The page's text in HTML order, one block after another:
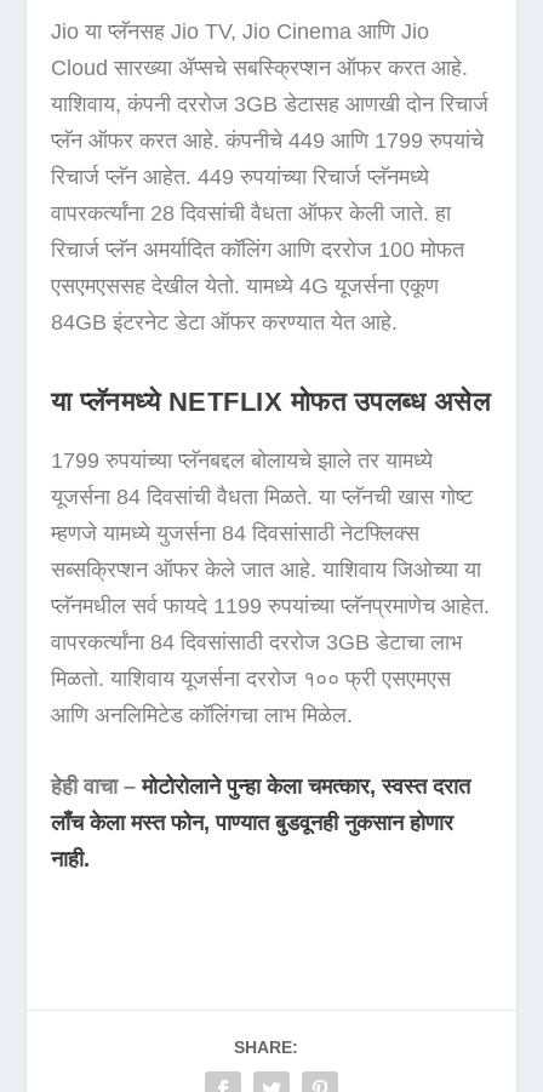
Jio या प्लॅनसह Jio TV, Jio Cinema आणि Jio
Cloud सारख्या ॲप्सचे सबस्क्रिप्शन ऑफर करत आहे.
याशिवाय, कंपनी दररोज 3GB डेटासह आणखी दोन रिचार्ज
प्लॅन ऑफर करत आहे. कंपनीचे 449 आणि 1799 रुपयांचे
रिचार्ज प्लॅन आहेत. 449 रुपयांच्या रिचार्ज प्लॅनमध्ये
वापरकर्त्यांना 28 दिवसांची वैधता ऑफर केली जाते. हा
रिचार्ज प्लॅन अमर्यादित कॉलिंग आणि दररोज 100 मोफत
एसएमएससह देखील येतो. यामध्ये 4G यूजर्सना एकूण
84GB इंटरनेट डेटा ऑफर करण्यात येत आहे.
या प्लॅनमध्ये NETFLIX मोफत उपलब्ध असेल
1799 रुपयांच्या प्लॅनबद्दल बोलायचे झाले तर यामध्ये
यूजर्सना 84 दिवसांची वैधता मिळते. या प्लॅनची ​​खास गोष्ट
म्हणजे यामध्ये युजर्सना 84 दिवसांसाठी नेटफ्लिक्स
सब्सक्रिप्शन ऑफर केले जात आहे. याशिवाय जिओच्या या
प्लॅनमधील सर्व फायदे 1199 रुपयांच्या प्लॅनप्रमाणेच आहेत.
वापरकर्त्यांना 84 दिवसांसाठी दररोज 3GB डेटाचा लाभ
मिळतो. याशिवाय यूजर्सना दररोज १०० फ्री एसएमएस
आणि अनलिमिटेड कॉलिंगचा लाभ मिळेल.
हेही वाचा –मोटोरोलाने पुन्हा केला चमत्कार, स्वस्त दरात
लाँच केला मस्त फोन, पाण्यात बुडवूनही नुकसान होणार
नाही.
SHARE: